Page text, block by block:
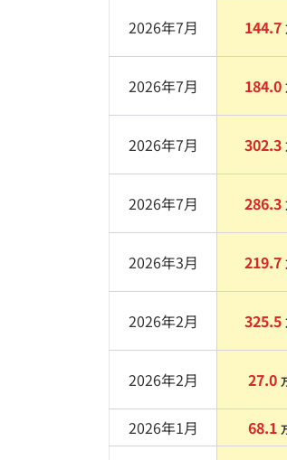
2026年7月 144.7
2026年7月 184.0
2026年7月 302.3
2026年7月 286.3
2026年3月 219.7
2026年2月 325.5
2026年2月 27.0
2026年1月
68.1